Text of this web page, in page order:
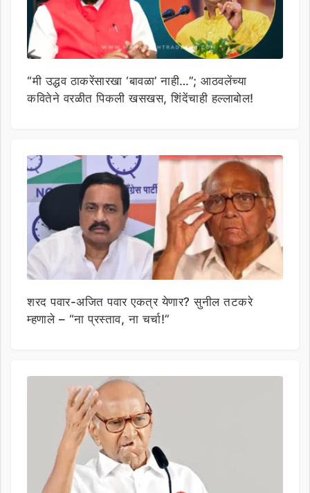
“मी उद्धव ठाकरेंसारखा ‘बावळा’ नाही…”; आठवलेंच्या
कवितेने वरळीत पिकली खसखस, शिंदेंचाही हल्लाबोल!
शरद पवार-अजित पवार एकत्र येणार? सुनील तटकरे
म्हणाले – “ना प्रस्ताव, ना चर्चा!”